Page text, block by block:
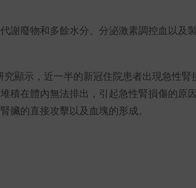
謝廢物和多餘水分、分泌激素調控血以及
究顯示，近一半的新冠住院患者出現急性腎
積在體內無法排出，引起急性腎損傷的原
臟的直接攻擊以及血塊的形成。